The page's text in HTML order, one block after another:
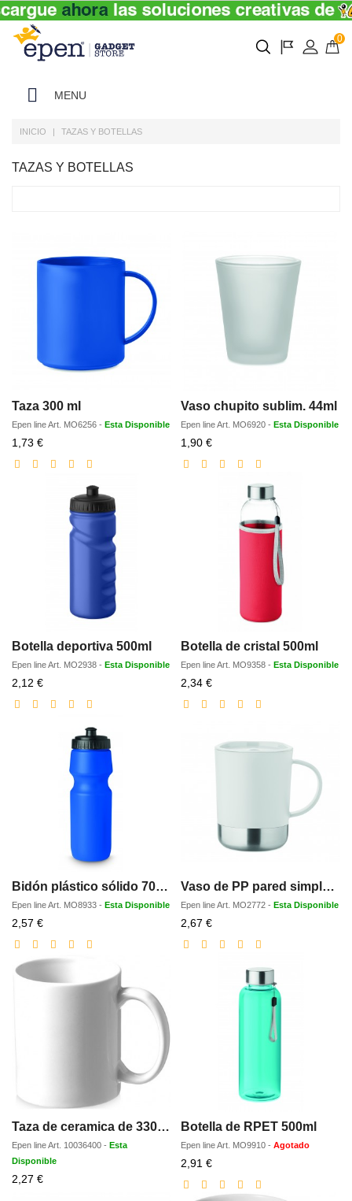
0
MENU
INICIO TAZAS Y BOTELLAS
TAZAS Y BOTELLAS
Taza 300 ml
Epen lineArt. MO6256 - Esta Disponible
1,73 €Precio
con
Vaso chupito sublim. 44ml
Epen lineArt. MO6920 - Esta Disponible
1,90 €Precio
con
Botella deportiva 500ml
Epen lineArt. MO2938 - Esta Disponible
2,12 €Precio
con
Botella de cristal 500ml
Epen lineArt. MO9358 - Esta Disponible
2,34 €Precio
con
Bidón plástico sólido 700ml
Epen lineArt. MO8933 - Esta Disponible
2,57 €Precio
con
Vaso de PP pared simple 300 ml
Epen lineArt. MO2772 - Esta Disponible
2,67 €Precio
con
Taza de ceramica de 330 ml Bahia
Epen lineArt. 10036400 - Esta
Disponible
2,27 €Precio
Botella de RPET 500ml
Epen lineArt. MO9910 - Agotado
2,91 €Precio
con
descuento